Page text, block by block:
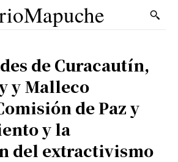
de Curacautín,
y Malleco
de Paz y
y la
del extractivismo